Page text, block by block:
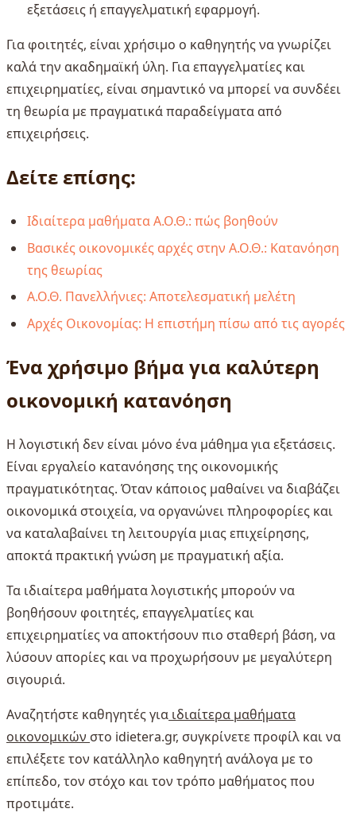
εξετάσεις ή επαγγελματική εφαρμογή.
Για φοιτητές, είναι χρήσιμο ο καθηγητής να γνωρίζει
καλά την ακαδημαϊκή ύλη. Για επαγγελματίες και
επιχειρηματίες, είναι σημαντικό να μπορεί να συνδέει
τη θεωρία με πραγματικά παραδείγματα από
επιχειρήσεις.
Δείτε επίσης:
Ιδιαίτερα μαθήματα Α.Ο.Θ.: πώς βοηθούν
Βασικές οικονομικές αρχές στην Α.Ο.Θ.: Κατανόηση
της θεωρίας
Α.Ο.Θ. Πανελλήνιες: Αποτελεσματική μελέτη
Αρχές Οικονομίας: Η επιστήμη πίσω από τις αγορές
Ένα χρήσιμο βήμα για καλύτερη
οικονομική κατανόηση
Η λογιστική δεν είναι μόνο ένα μάθημα για εξετάσεις.
Είναι εργαλείο κατανόησης της οικονομικής
πραγματικότητας. Όταν κάποιος μαθαίνει να διαβάζει
οικονομικά στοιχεία, να οργανώνει πληροφορίες και
να καταλαβαίνει τη λειτουργία μιας επιχείρησης,
αποκτά πρακτική γνώση με πραγματική αξία.
Τα ιδιαίτερα μαθήματα λογιστικής μπορούν να
βοηθήσουν φοιτητές, επαγγελματίες και
επιχειρηματίες να αποκτήσουν πιο σταθερή βάση, να
λύσουν απορίες και να προχωρήσουν με μεγαλύτερη
σιγουριά.
Αναζητήστε καθηγητές για ιδιαίτερα μαθήματα
οικονομικών στο idietera.gr, συγκρίνετε προφίλ και να
επιλέξετε τον κατάλληλο καθηγητή ανάλογα με το
επίπεδο, τον στόχο και τον τρόπο μαθήματος που
προτιμάτε.